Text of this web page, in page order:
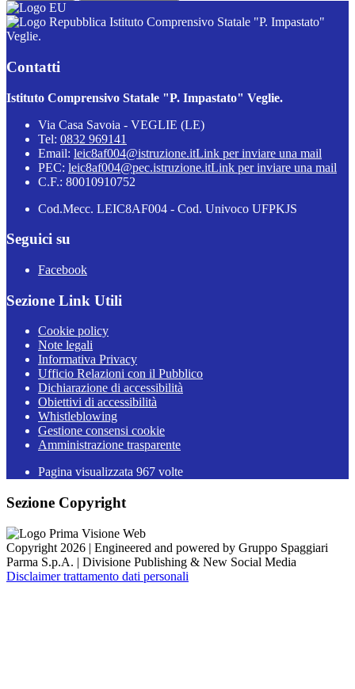
Istituto Comprensivo Statale "P. Impastato"
Veglie.
Contatti
Istituto Comprensivo Statale "P. Impastato" Veglie.
Via Casa Savoia - VEGLIE (LE)
Tel: 0832 969141
Email: leic8af004@istruzione.itLink per inviare una mail
PEC: leic8af004@pec.istruzione.itLink per inviare una mail
C.F.: 80010910752
Cod.Mecc. LEIC8AF004 - Cod. Univoco UFPKJS
Seguici su
Facebook
Sezione Link Utili
Cookie policy
Note legali
Informativa Privacy
Ufficio Relazioni con il Pubblico
Dichiarazione di accessibilità
Obiettivi di accessibilità
Whistleblowing
Gestione consensi cookie
Amministrazione trasparente
Pagina visualizzata 967 volte
Sezione Copyright
Copyright 2026 | Engineered and powered by Gruppo Spaggiari
Parma S.p.A. | Divisione Publishing & New Social Media
Disclaimer trattamento dati personali